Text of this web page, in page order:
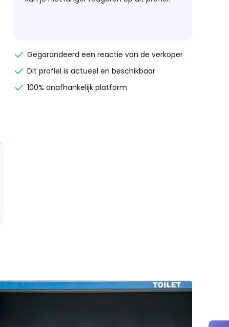
Gegarandeerd een reactie van de verkoper
Dit profiel is actueel en beschikbaar
100% onafhankelijk platform